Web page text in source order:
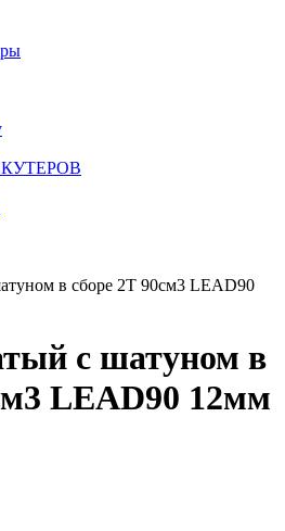
в сборе 2Т 90см3 LEAD90
с шатуном в
LEAD90 12мм